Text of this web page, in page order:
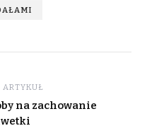
ARTYKUŁ
na zachowanie